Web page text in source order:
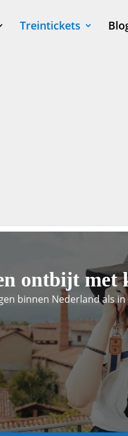
Treintickets
ontbijt met
binnen Nederland als